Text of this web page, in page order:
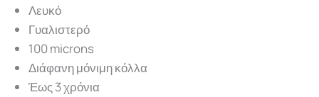
Λευκό
Γυαλιστερό
100 microns
Διάφανη μόνιμη κόλλα
Έως 3 χρόνια